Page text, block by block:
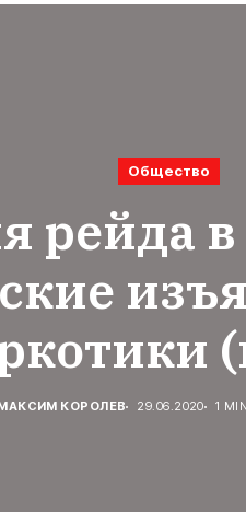
Общество
рейда
КОРОЛЕВ 29.06.2020 1